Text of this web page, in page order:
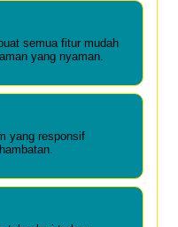
semua fitur mudah
yang nyaman.
yang responsif